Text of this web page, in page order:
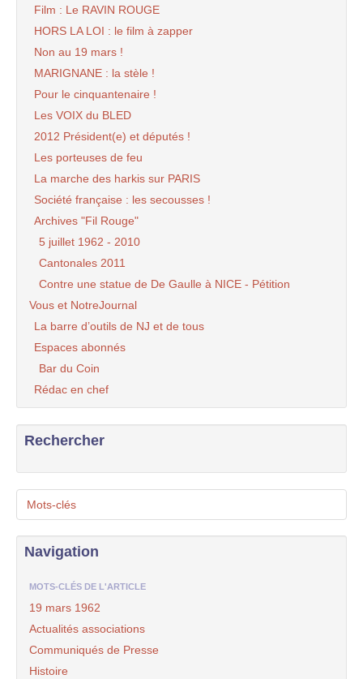
Film : Le RAVIN ROUGE
HORS LA LOI : le film à zapper
Non au 19 mars !
MARIGNANE : la stèle !
Pour le cinquantenaire !
Les VOIX du BLED
2012 Président(e) et députés !
Les porteuses de feu
La marche des harkis sur PARIS
Société française : les secousses !
Archives "Fil Rouge"
5 juillet 1962 - 2010
Cantonales 2011
Contre une statue de De Gaulle à NICE - Pétition
Vous et NotreJournal
La barre d’outils de NJ et de tous
Espaces abonnés
Bar du Coin
Rédac en chef
Rechercher
Mots-clés
Navigation
MOTS-CLÉS DE L'ARTICLE
19 mars 1962
Actualités associations
Communiqués de Presse
Histoire